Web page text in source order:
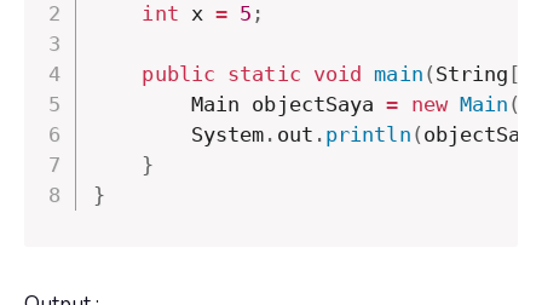
int x = 5 ;
public static void main ( String [
        Main objectSaya
= new Main (
        System
. out . println (
}
}